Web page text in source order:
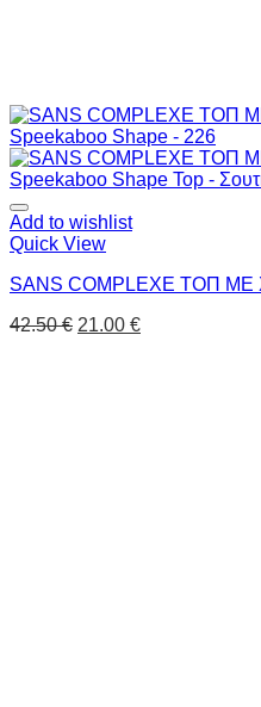
Add to wishlist
Quick View
SANS COMPLEXE ΤΟΠ
42.50€ 21.00 €